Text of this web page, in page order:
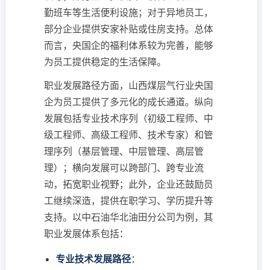
勤班车等生活便利设施；对于异地员工，
部分企业提供安家补贴或住房支持。总体
而言，央国企的福利体系较为完善，能够
为员工提供稳定的生活保障。
职业发展路径方面，山西煤层气行业央国
企为员工提供了多元化的成长通道。纵向
发展包括专业技术序列（初级工程师、中
级工程师、高级工程师、技术专家）和管
理序列（基层管理、中层管理、高层管
理）；横向发展可以跨部门、跨专业流
动，拓宽职业视野；此外，企业还鼓励员
工继续深造，提供在职学习、学历提升等
支持。以中石油华北油田分公司为例，其
职业发展体系包括：
专业技术发展路径：